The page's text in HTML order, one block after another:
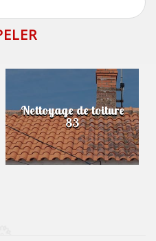
Nettoyage de toiture
83